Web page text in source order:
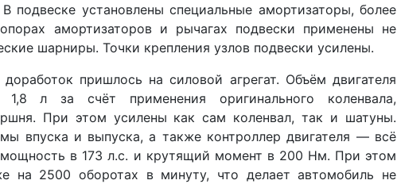
подвеске установлены специальные амортизаторы, более
амортизаторов и рычагах подвески применены не
шарниры. Точки крепления узлов подвески усилены.
пришлось на силовой агрегат. Объём двигателя
л за счёт применения оригинального коленвала,
При этом усилены как сам коленвал, так и шатуны.
впуска и выпуска, а также контроллер двигателя — всё
мощность в 173 л.с. и крутящий момент в 200 Нм. При этом
на 2500 оборотах в минуту, что делает автомобиль не